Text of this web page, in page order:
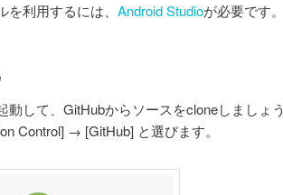
利用するには、 Android Studioが必要です
動して、GitHubからソースをcloneしましょ
Control] → [GitHub] と選びます。